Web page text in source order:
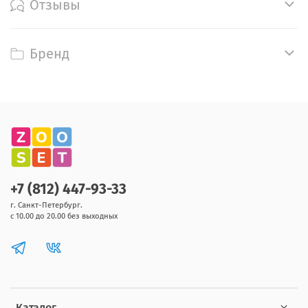
Отзывы
Бренд
+7 (812) 447-93-33
г. Санкт-Петербург.
с 10.00 до 20.00 без выходных